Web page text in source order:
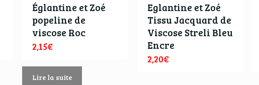
Églantine et Zoé
popeline de
viscose Roc
2,15€
Lire la suite
Eglantine et Zoé
Tissu Jacquard de
Viscose Streli Bleu
Encre
2,20€